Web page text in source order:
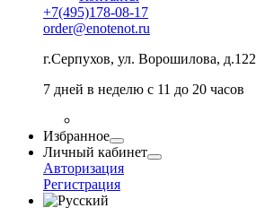
+7(495)178-08-17
order@enotenot.ru
г.Серпухов, ул. Ворошилова, д.122
7 дней в неделю с 11 до 20 часов
Избранное
Личный кабинет
Авторизация
Регистрация